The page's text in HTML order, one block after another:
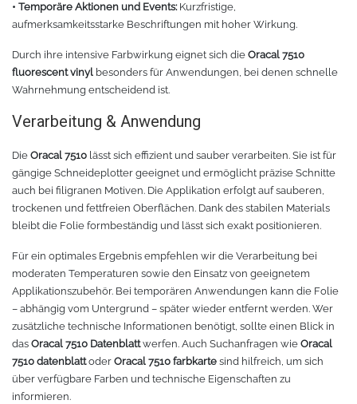
ABS
TPU
Spezielle Filamente
Materialien für die Stickerei
Materialien für Laser
Finer
MDF
Acryl
3D Drucker Zubehör
Verschiedenes 3D Drucker Zubehör
3D-Drucker Bauplatte
• Temporäre Aktionen und Events:Kurzfristige,
aufmerksamkeitsstarke Beschriftungen mit hoher Wirkung.
Durch ihre intensive Farbwirkung eignet sich die Oracal 7510
fluorescent vinyl besonders für Anwendungen, bei denen schnelle
Wahrnehmung entscheidend ist.
Verarbeitung & Anwendung
Die Oracal 7510 lässt sich effizient und sauber verarbeiten. Sie ist für
gängige Schneideplotter geeignet und ermöglicht präzise Schnitte
auch bei filigranen Motiven. Die Applikation erfolgt auf sauberen,
trockenen und fettfreien Oberflächen. Dank des stabilen Materials
bleibt die Folie formbeständig und lässt sich exakt positionieren.
Für ein optimales Ergebnis empfehlen wir die Verarbeitung bei
moderaten Temperaturen sowie den Einsatz von geeignetem
Applikationszubehör. Bei temporären Anwendungen kann die Folie
– abhängig vom Untergrund – später wieder entfernt werden. Wer
zusätzliche technische Informationen benötigt, sollte einen Blick in
das Oracal 7510 Datenblattwerfen. Auch Suchanfragen wie Oracal
7510 datenblattoder Oracal 7510 farbkarte sind hilfreich, um sich
über verfügbare Farben und technische Eigenschaften zu
informieren.